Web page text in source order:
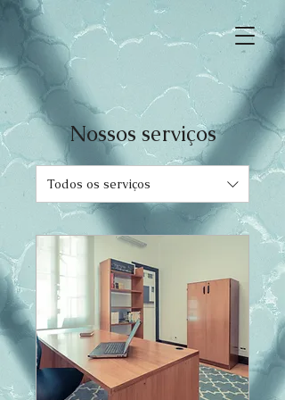
Nossos serviços
Todos os serviços